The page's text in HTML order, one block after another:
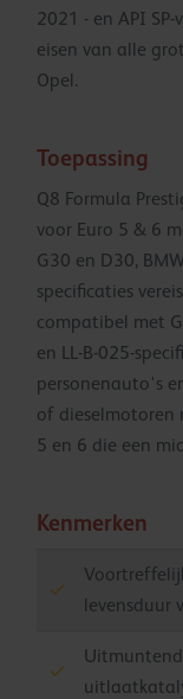
2021 - en API
eisen van alle
Opel.
Toepassing
Q8 Formula
voor Euro 5 & 6
G30 en D30,
specificaties
compatibel met
en LL-B-025-
personenauto's
of dieselmotoren
5 en 6 die een
Kenmerken
levensduur